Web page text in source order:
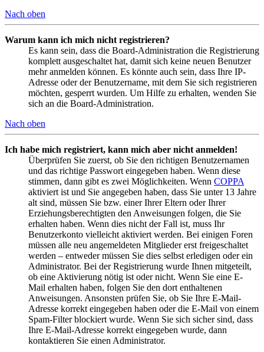
Nach oben
Warum kann ich mich nicht registrieren?
Es kann sein, dass die Board-Administration die Registrierung
komplett ausgeschaltet hat, damit sich keine neuen Benutzer
mehr anmelden können. Es könnte auch sein, dass Ihre IP-
Adresse oder der Benutzername, mit dem Sie sich registrieren
möchten, gesperrt wurden. Um Hilfe zu erhalten, wenden Sie
sich an die Board-Administration.
Nach oben
Ich habe mich registriert, kann mich aber nicht anmelden!
Überprüfen Sie zuerst, ob Sie den richtigen Benutzernamen
und das richtige Passwort eingegeben haben. Wenn diese
stimmen, dann gibt es zwei Möglichkeiten. Wenn COPPA
aktiviert ist und Sie angegeben haben, dass Sie unter 13 Jahre
alt sind, müssen Sie bzw. einer Ihrer Eltern oder Ihrer
Erziehungsberechtigten den Anweisungen folgen, die Sie
erhalten haben. Wenn dies nicht der Fall ist, muss Ihr
Benutzerkonto vielleicht aktiviert werden. Bei einigen Foren
müssen alle neu angemeldeten Mitglieder erst freigeschaltet
werden – entweder müssen Sie dies selbst erledigen oder ein
Administrator. Bei der Registrierung wurde Ihnen mitgeteilt,
ob eine Aktivierung nötig ist oder nicht. Wenn Sie eine E-
Mail erhalten haben, folgen Sie den dort enthaltenen
Anweisungen. Ansonsten prüfen Sie, ob Sie Ihre E-Mail-
Adresse korrekt eingegeben haben oder die E-Mail von einem
Spam-Filter blockiert wurde. Wenn Sie sich sicher sind, dass
Ihre E-Mail-Adresse korrekt eingegeben wurde, dann
kontaktieren Sie einen Administrator.